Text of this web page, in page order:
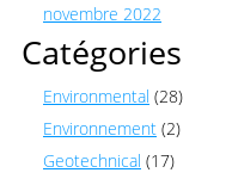
novembre 2022
Catégories
Environmental (28)
Environnement (2)
Geotechnical (17)